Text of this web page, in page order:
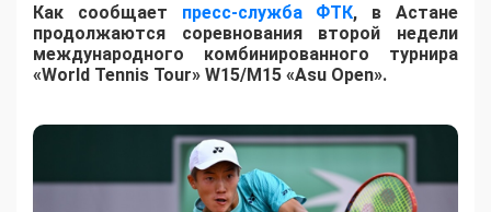
Как сообщает пресс-служба ФТК, в Астане
продолжаются соревнования второй недели
международного комбинированного турнира
«World Tennis Tour» W15/M15 «Asu Open».